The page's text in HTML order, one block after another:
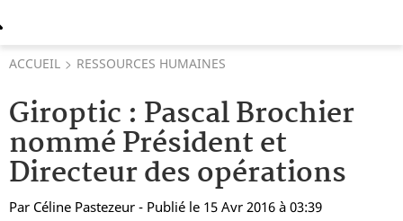
ACCUEIL RESSOURCES HUMAINES
Giroptic : Pascal Brochier
nommé Président et
Directeur des opérations
Par Céline Pastezeur - Publié le 15 Avr 2016 à 03:39